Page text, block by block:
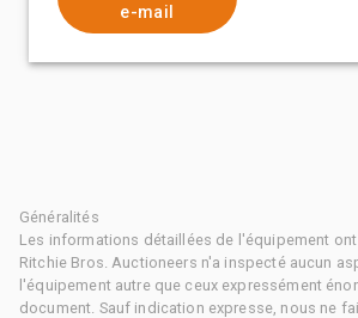
e-mail
Généralités
Les informations détaillées de l'équipement ont
Ritchie Bros. Auctioneers n'a inspecté aucun
l'équipement autre que ceux expressément
document. Sauf indication expresse, nous ne